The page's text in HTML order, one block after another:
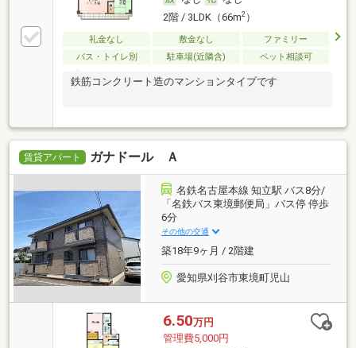
2階 / 3LDK（66m2）
礼金なし 敷金なし
ファミリー
バス・トイレ別
駐車場(近隣含) ペット相談可
鉄筋コンクリート造のマンションタイプです
賃貸アパート ガナドール Ａ
名鉄名古屋本線 知立駅 バス8分/
「名鉄バス東境郵便局」バス停 停歩
6分
その他の交通
築18年9ヶ月 / 2階建
愛知県刈谷市東境町児山
6.50万円
管理費5,000円